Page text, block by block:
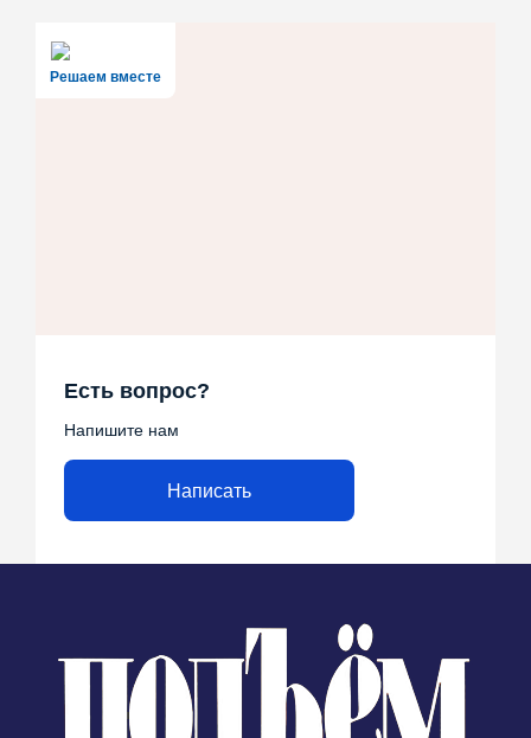
Решаем вместе
Есть вопрос?
Напишите нам
Написать